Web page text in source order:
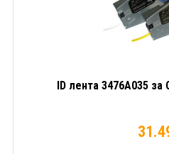
ID лента 3476A035 за